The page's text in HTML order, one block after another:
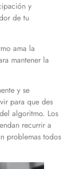
y
de tu
ama la
mantener la
y se
para que des
algoritmo. Los
recurrir a
problemas todos